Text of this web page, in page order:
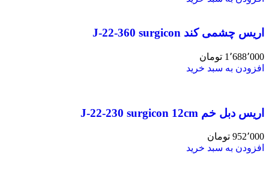
اریس چشمی کند J-22-360 surgicon
1٬688٬000 تومان
افزودن به سبد خرید
اریس دبل خم J-22-230 surgicon 12cm
952٬000 تومان
افزودن به سبد خرید